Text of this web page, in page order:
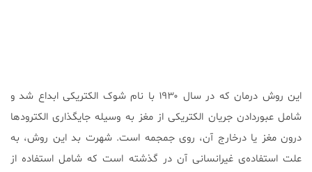
این روش درمان که در سال ۱۹۳۰ با نام شوک الکتریکی ابداع شد و
شامل عبوردادن جریان الکتریکی از مغز به وسیله جایگذاری الکترودها
درون مغز یا درخارج آن، روی جمجمه است. شهرت بد این روش، به
علت استفاده‌ی غیرانسانی آن در گذشته است که شامل استفاده از